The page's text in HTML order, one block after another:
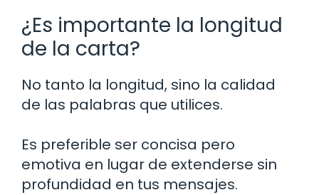
¿Es importante la longitud
de la carta?
No tanto la longitud, sino la calidad
de las palabras que utilices.
Es preferible ser concisa pero
emotiva en lugar de extenderse sin
profundidad en tus mensajes.